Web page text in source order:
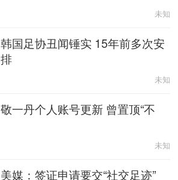
未知
韩国足协丑闻锤实 15年前多次安
排
未知
敬一丹个人账号更新 曾置顶“不
未知
美媒：签证申请要交“社交足迹”